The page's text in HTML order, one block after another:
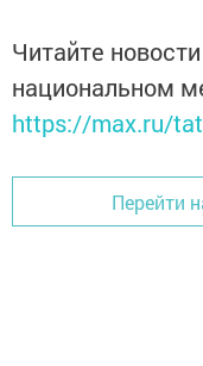
Читайте
национальном
https://max.ru/
Перейти